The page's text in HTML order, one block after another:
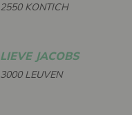
2550 KONTICH
LIEVE JACOBS
3000 LEUVEN